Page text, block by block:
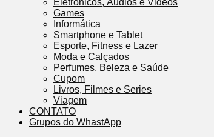
Eletrônicos, Áudios e Videos
Games
Informática
Smartphone e Tablet
Esporte, Fitness e Lazer
Moda e Calçados
Perfumes, Beleza e Saúde
Cupom
Livros, Filmes e Series
Viagem
CONTATO
Grupos do WhastApp